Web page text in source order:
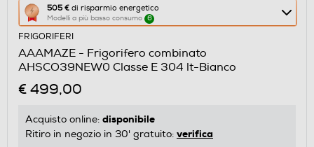
505 € di risparmio energetico
Modelli a più basso consumo 6
Questa
azione
aprirà
il
Calcolatore
di
energetico
FRIGORIFERI
AAAMAZE - Frigorifero combinato
AHSCO39NEW0 Classe E 304 lt-Bianco
€ 499,00
Acquisto online: disponibile
Ritiro in negozio in 30' gratuito: verifica